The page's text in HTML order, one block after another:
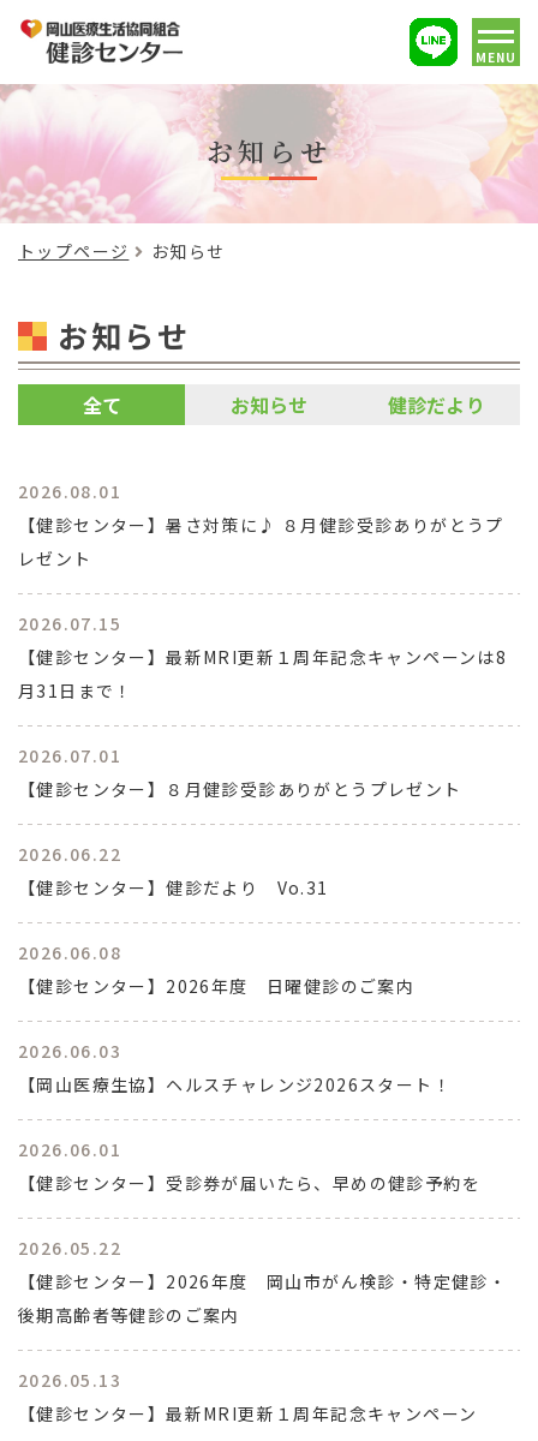
MENU
お知らせ
トップページ お知らせ
お知らせ
全て お知らせ 健診だより
2026.08.01
【健診センター】暑さ対策に♪ ８月健診受診ありがとうプ
レゼント
2026.07.15
【健診センター】最新MRI更新１周年記念キャンペーンは8
月31日まで！
2026.07.01
【健診センター】８月健診受診ありがとうプレゼント
2026.06.22
【健診センター】健診だより Vo.31
2026.06.08
【健診センター】2026年度 日曜健診のご案内
2026.06.03
【岡山医療生協】ヘルスチャレンジ2026スタート！
2026.06.01
【健診センター】受診券が届いたら、早めの健診予約を
2026.05.22
【健診センター】2026年度 岡山市がん検診・特定健診・
後期高齢者等健診のご案内
2026.05.13
【健診センター】最新MRI更新１周年記念キャンペーン